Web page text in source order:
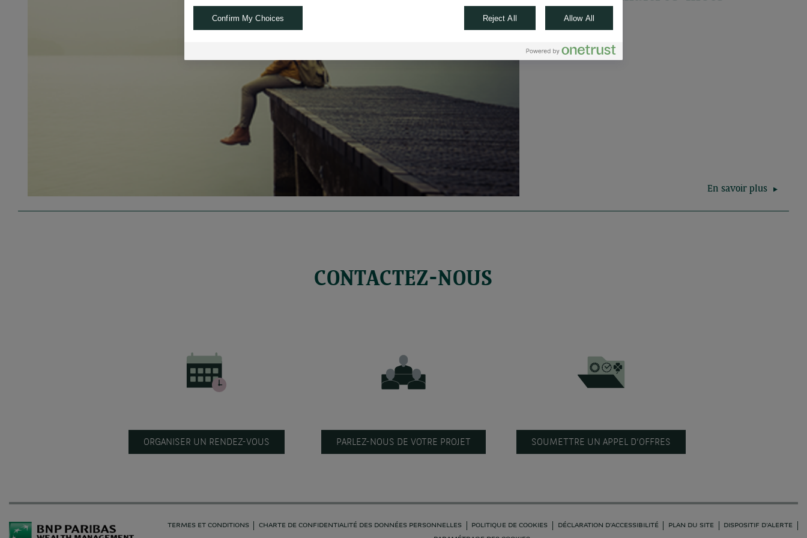
En savoir plus
CONTACTEZ-NOUS
ORGANISER UN RENDEZ-VOUS PARLEZ-NOUS DE VOTRE PROJET SOUMETTRE UN APPEL D’OFFRES
TERMES ET CONDITIONS CHARTE DE CONFIDENTIALITÉ DES DONNÉES PERSONNELLES POLITIQUE DE COOKIES DÉCLARATION D'ACCESSIBILITÉ PLAN DU SITE
DISPOSITIF D'ALERTE
Confirm My Choices Reject All Allow All